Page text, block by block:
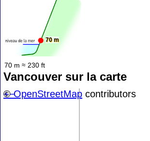
70 m
70 m ≈ 230 ft
Vancouver sur la carte
+−
©OpenStreetMap contributors